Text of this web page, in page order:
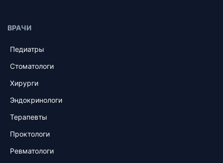
ВРАЧИ
Педиатры
Стоматологи
Хирурги
Эндокринологи
Терапевты
Проктологи
Ревматологи